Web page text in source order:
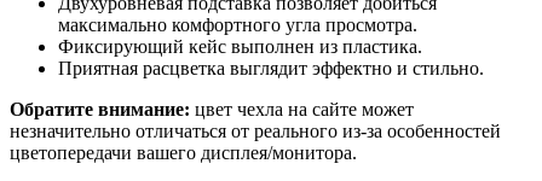
максимально комфортного угла просмотра.
Фиксирующий кейс выполнен из пластика.
Приятная расцветка выглядит эффектно и стильно.
Обратите внимание: цвет чехла на сайте может
незначительно отличаться от реального из-за особенностей
цветопередачи вашего дисплея/монитора.